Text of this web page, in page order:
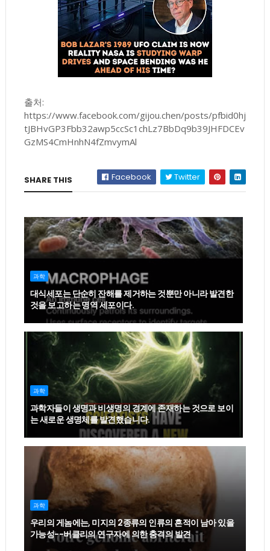
출처:
https://www.facebook.com/gijou.chen/posts/pfbid0hj
tJBHvGP3Fbb32awp5ccSc1chLz7BbDq9b39JHFDCEv
GzMS4CmHnhN4fZmvymAl
SHARE THIS Facebook Twitter
과학
대식세포는 단순히 잔해를 제거하는 것뿐만 아니라 발견한
것을 보고하는 명역 세포이다.
과학
과학자들이 생명과 비생명의 경계에 존재하는 것으로 보이
는 새로운 생명체를 발견했습니다.
과학
우리의 게놈에는, 미지의 2종류의 인류의 흔적이 남아 있을
가능성--버클리의 연구자에 의한 충격의 발견